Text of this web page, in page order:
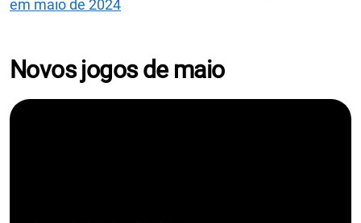
em maio de 2024
Novos jogos de maio